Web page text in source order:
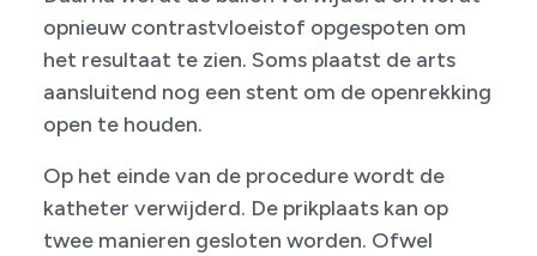
opnieuw contrastvloei­stof opgespoten om
het resultaat te zien. Soms plaatst de arts
aansluitend nog een stent om de openrekking
open te houden.
Op het einde van de procedure wordt de
katheter verwijderd. De prikplaats kan op
twee manieren gesloten worden. Ofwel